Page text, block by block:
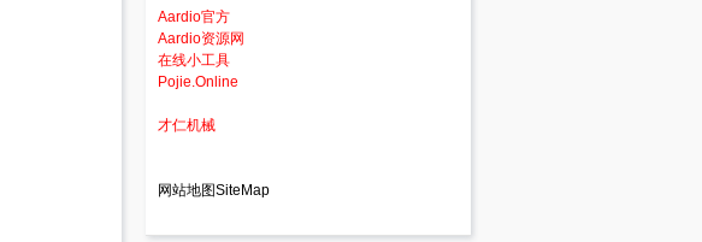
Aardio官方
Aardio资源网
在线小工具
Pojie.Online
才仁机械
网站地图SiteMap